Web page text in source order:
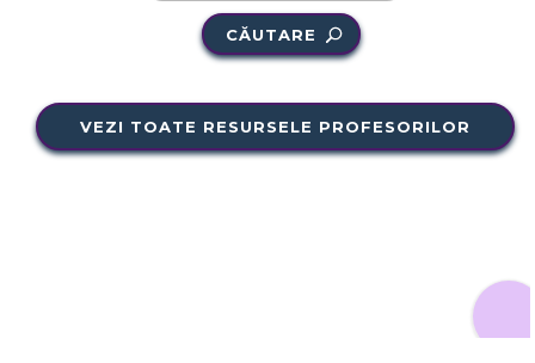
CĂUTARE
VEZI TOATE RESURSELE PROFESORILOR